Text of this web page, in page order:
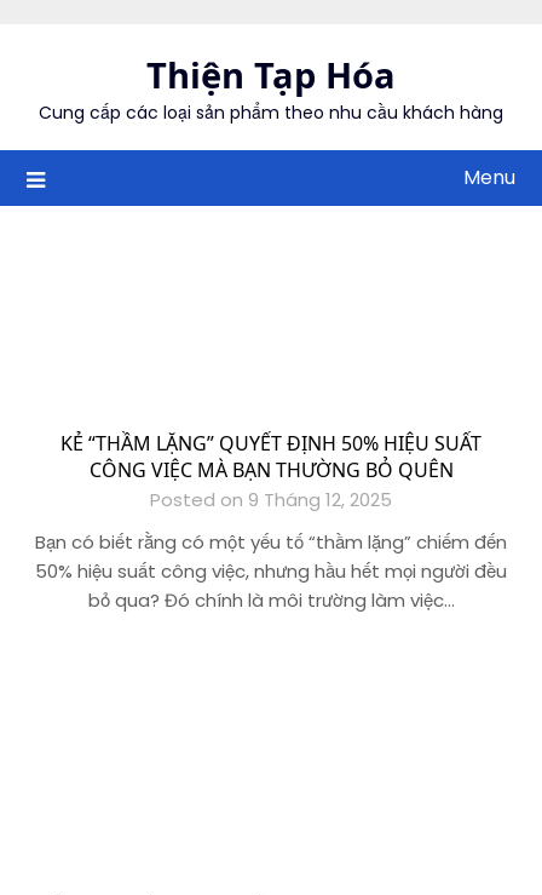
Thiện Tạp Hóa
Cung cấp các loại sản phẩm theo nhu cầu khách hàng
Menu
KẺ “THẦM LẶNG” QUYẾT ĐỊNH 50% HIỆU SUẤT
CÔNG VIỆC MÀ BẠN THƯỜNG BỎ QUÊN
Posted on 9 Tháng 12, 2025
Bạn có biết rằng có một yếu tố “thầm lặng” chiếm đến
50% hiệu suất công việc, nhưng hầu hết mọi người đều
bỏ qua? Đó chính là môi trường làm việc…